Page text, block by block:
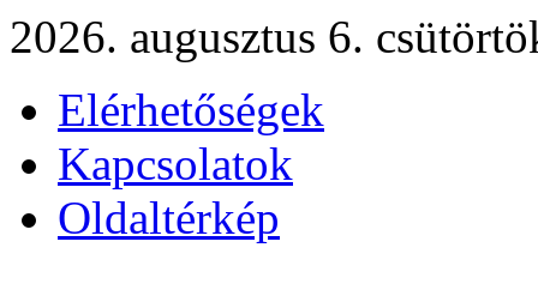
2026. augusztus 6.
Elérhetőségek
Kapcsolatok
Oldaltérkép